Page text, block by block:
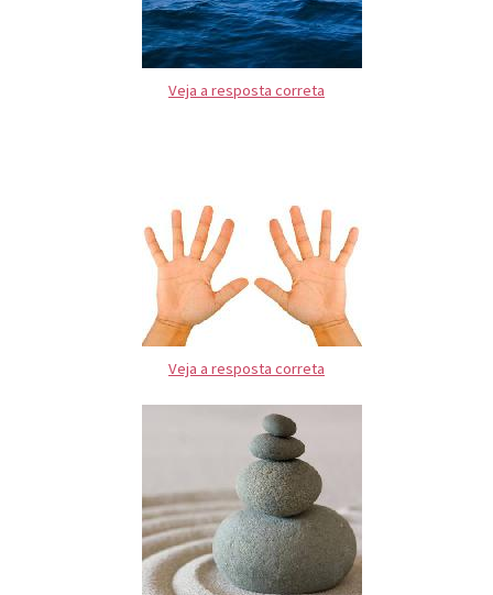
Veja a resposta correta
Veja a resposta correta